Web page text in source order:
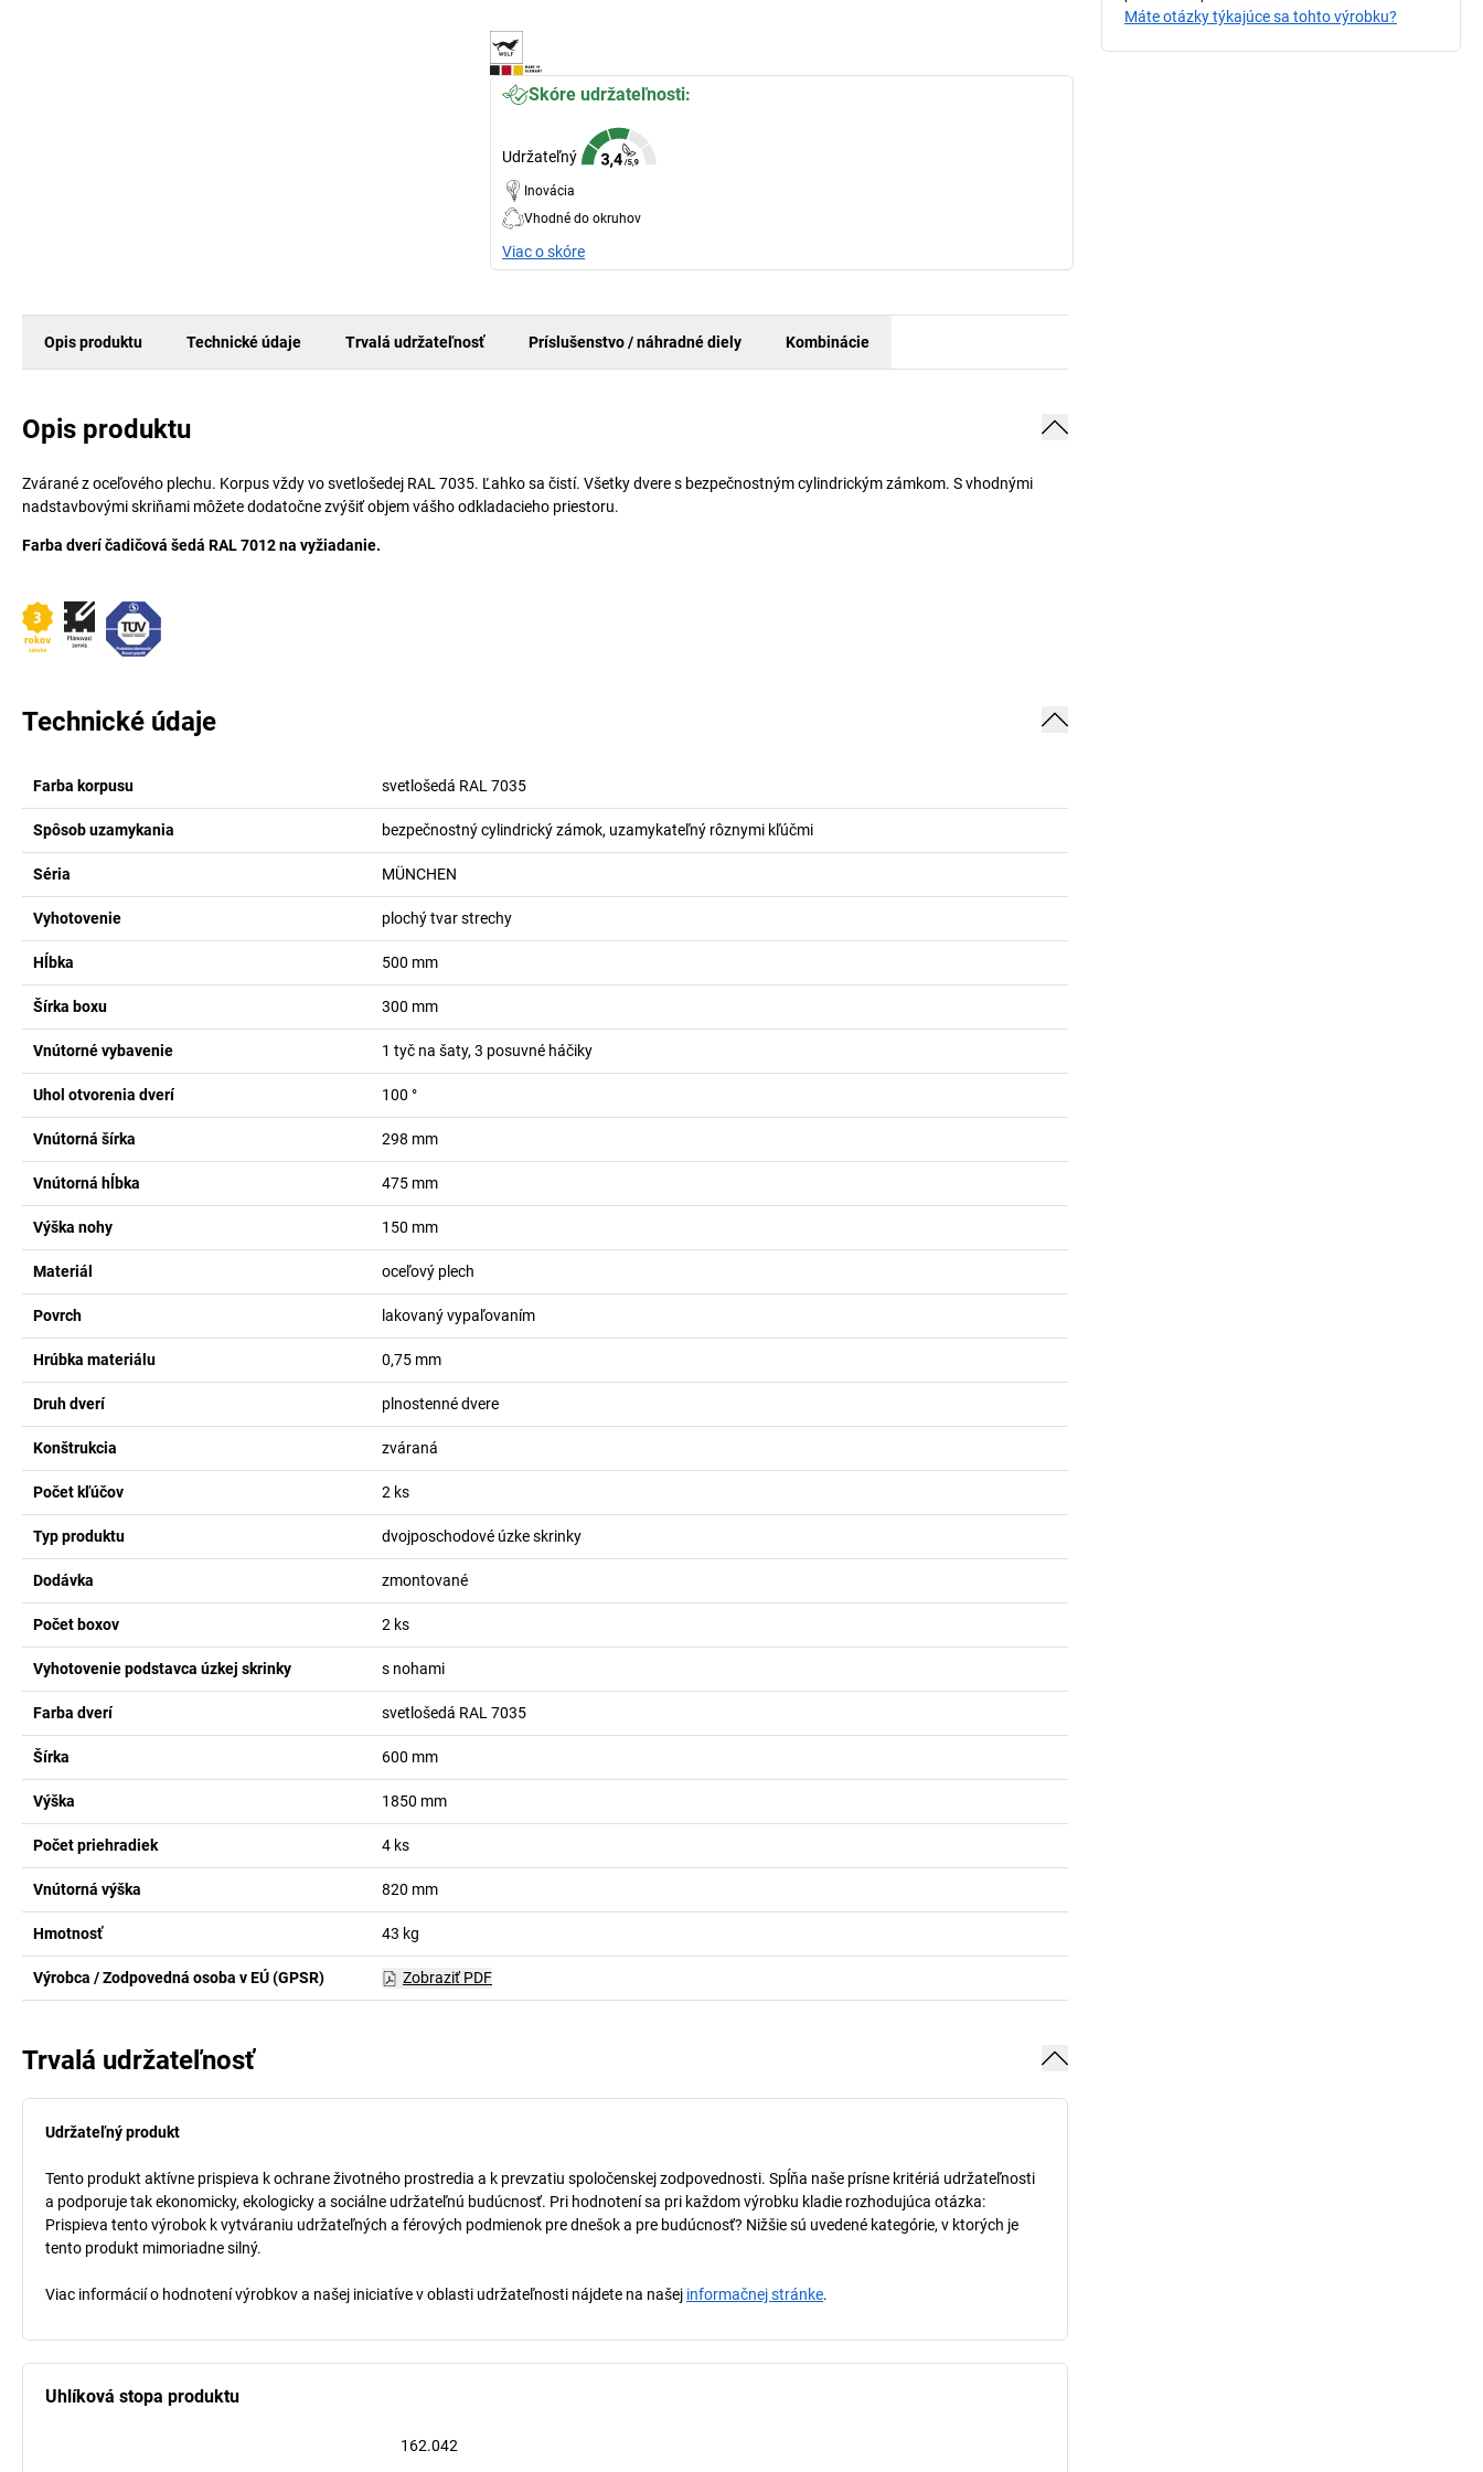
Skóre udržateľnosti:
Udržateľný
Inovácia
Vhodné do okruhov
Viac o skóre
Opis produktu Technické údaje Trvalá udržateľnosť Príslušenstvo / náhradné diely Kombinácie
Opis produktu
Zvárané z oceľového plechu. Korpus vždy vo svetlošedej RAL 7035. Ľahko sa čistí. Všetky dvere s bezpečnostným cylindrickým zámkom. S vhodnými
nadstavbovými skriňami môžete dodatočne zvýšiť objem vášho odkladacieho priestoru.
Farba dverí čadičová šedá RAL 7012 na vyžiadanie.
Technické údaje
Farba korpusu svetlošedá RAL 7035
Spôsob uzamykania bezpečnostný cylindrický zámok, uzamykateľný rôznymi kľúčmi
Séria MÜNCHEN
Vyhotovenie plochý tvar strechy
Hĺbka 500 mm
Šírka boxu 300 mm
Vnútorné vybavenie 1 tyč na šaty, 3 posuvné háčiky
Uhol otvorenia dverí 100 °
Vnútorná šírka 298 mm
Vnútorná hĺbka 475 mm
Výška nohy 150 mm
Materiál oceľový plech
Povrch lakovaný vypaľovaním
Hrúbka materiálu 0,75 mm
Druh dverí plnostenné dvere
Konštrukcia zváraná
Počet kľúčov 2 ks
Typ produktu dvojposchodové úzke skrinky
Dodávka zmontované
Počet boxov 2 ks
Vyhotovenie podstavca úzkej skrinky s nohami
Farba dverí svetlošedá RAL 7035
Šírka 600 mm
Výška 1850 mm
Počet priehradiek 4 ks
Vnútorná výška 820 mm
Hmotnosť 43 kg
Výrobca / Zodpovedná osoba v EÚ (GPSR) Zobraziť PDF
Trvalá udržateľnosť
Udržateľný produkt
Tento produkt aktívne prispieva k ochrane životného prostredia a k prevzatiu spoločenskej zodpovednosti. Spĺňa naše prísne kritériá udržateľnosti
a podporuje tak ekonomicky, ekologicky a sociálne udržateľnú budúcnosť. Pri hodnotení sa pri každom výrobku kladie rozhodujúca otázka:
Prispieva tento výrobok k vytváraniu udržateľných a férových podmienok pre dnešok a pre budúcnosť? Nižšie sú uvedené kategórie, v ktorých je
tento produkt mimoriadne silný.
Viac informácií o hodnotení výrobkov a našej iniciatíve v oblasti udržateľnosti nájdete na našej informačnej stránke.
Uhlíková stopa produktu
162.042
Máte otázky týkajúce sa tohto výrobku?